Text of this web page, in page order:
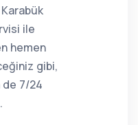
ile
hemen
gibi,
de 7/24